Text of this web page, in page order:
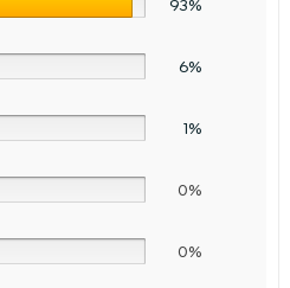
93%
6%
1%
0%
0%